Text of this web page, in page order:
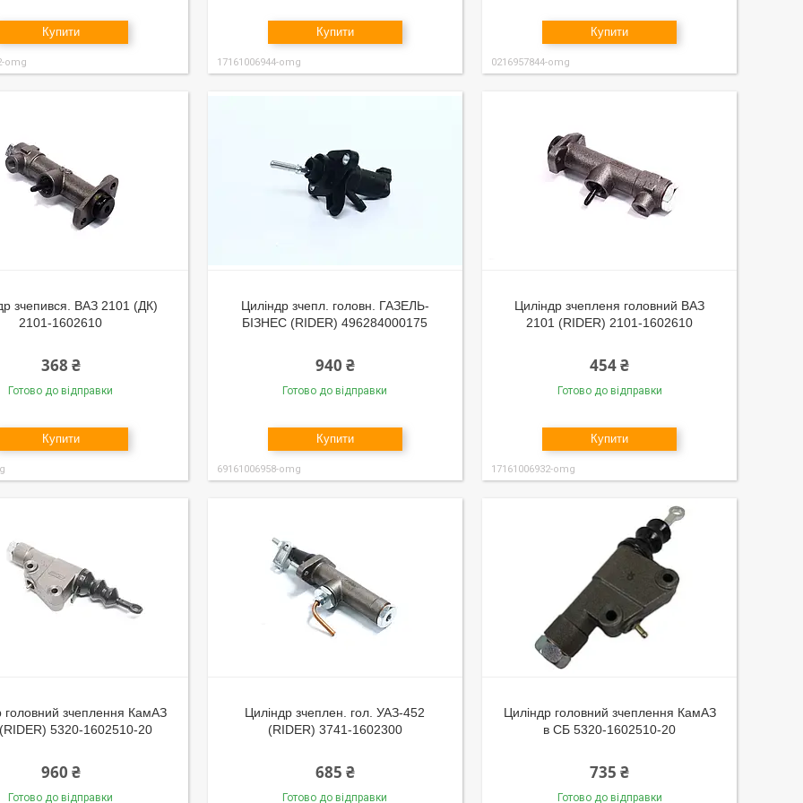
Купити
omg
Купити
17161006944-omg
Купити
0216957844-omg
зчепився. ВАЗ 2101 (ДК)
2101-1602610
368 ₴
Готово до відправки
Купити
Циліндр зчепл. головн. ГАЗЕЛЬ-
БІЗНЕС (RIDER) 496284000175
940 ₴
Готово до відправки
Купити
69161006958-omg
Циліндр зчепленя головний ВАЗ
2101 (RIDER) 2101-1602610
454 ₴
Готово до відправки
Купити
17161006932-omg
головний зчеплення КамАЗ
5320-1602510-20
960 ₴
Готово до відправки
Циліндр зчеплен. гол. УАЗ-452
(RIDER) 3741-1602300
685 ₴
Готово до відправки
Циліндр головний зчеплення КамАЗ
в СБ 5320-1602510-20
735 ₴
Готово до відправки